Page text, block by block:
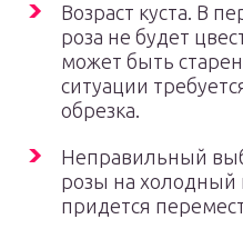
Возраст куста. В
роза не будет
может быть
ситуации
обрезка.
Неправильный
розы на холодный
придется